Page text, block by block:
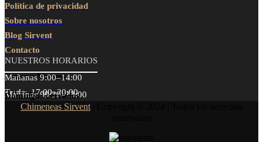
Política de privacidad
Sobre nosotros
Blog Sirvent
Contacto
NUESTROS HORARIOS
Lunes a Viernes
Mañanas 9:00–14:00
Tardes 17:00–20:00
Sábados
Mañanas 09:30–13:00
Domingos cerrados
Chimeneas Sirvent